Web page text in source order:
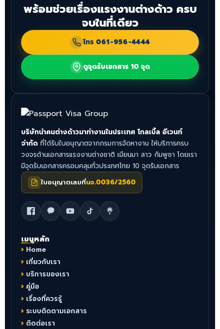
พร้อมช่วยเรื่องแรงงานต่างด้าว ครบ
จบในที่เดียว
โทร 061-956-4444
ดูจุดรับเอกสาร 10 จุด
บริษัทนำคนต่างด้าวมาทำงานในประเทศ โกลเบิ้ล อีเวนท์
จำกัด ที่ได้รับใบอนุญาตจากกรมการจัดหางาน ให้บริการครบ
วงจรด้านเอกสารแรงงานต่างชาติ เมียนมา ลาว กัมพูชา โดยเรา
มีจุดรับเอกสารครอบคลุมทั่วประเทศไทย 10 จุดรับเอกสาร
ใบอนุญาตเลขที่นจ.0036/2560
เมนูหลัก
Home
เกี่ยวกับเรา
บริการของเรา
คู่มือ
เรื่องที่ควรรู้
ระบบติดตามเอกสาร
ติดต่อเรา